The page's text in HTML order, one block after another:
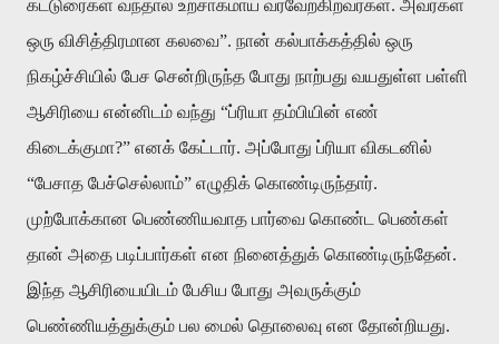
கட்டுரைகள் வந்தால் உற்சாகமாய் வரவேற்கிறவர்கள். அவர்கள்
ஒரு விசித்திரமான கலவை”. நான் கல்பாக்கத்தில் ஒரு
நிகழ்ச்சியில் பேச சென்றிருந்த போது நாற்பது வயதுள்ள பள்ளி
ஆசிரியை என்னிடம் வந்து “ப்ரியா தம்பியின் எண்
கிடைக்குமா?” எனக் கேட்டார். அப்போது ப்ரியா விகடனில்
“பேசாத பேச்செல்லாம்” எழுதிக் கொண்டிருந்தார்.
முற்போக்கான பெண்ணியவாத பார்வை கொண்ட பெண்கள்
தான் அதை படிப்பார்கள் என நினைத்துக் கொண்டிருந்தேன்.
இந்த ஆசிரியையிடம் பேசிய போது அவருக்கும்
பெண்ணியத்துக்கும் பல மைல் தொலைவு என தோன்றியது.